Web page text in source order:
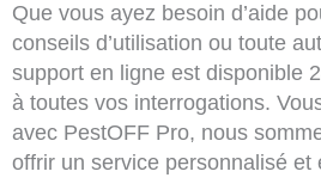
Que vous ayez besoin d’aide
conseils d’utilisation ou toute
support en ligne est disponible
à toutes vos interrogations.
avec PestOFF Pro, nous
offrir un service personnalisé et